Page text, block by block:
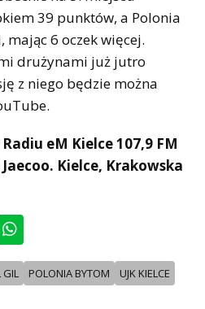
39 punktów, a Polonia
mając 6 oczek więcej.
drużynami już jutro
z niego będzie można
eM Kielce 107,9 FM
Kielce, Krakowska
GIL POLONIA BYTOM UJK KIELCE